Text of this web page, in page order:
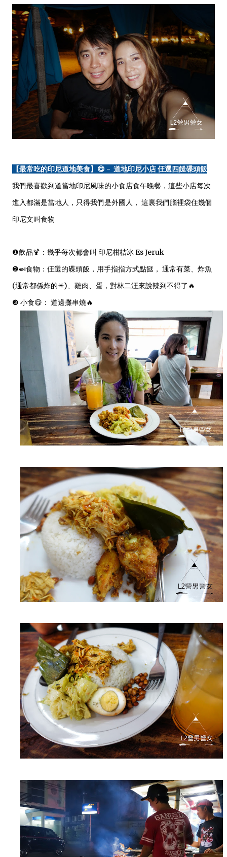
【最常吃的印尼道地美食】😋 - 道地印尼小店 仼選四餸碟頭飯
我們最喜歡到道當地印尼風味的小食店食午晚餐，這些小店每次
進入都滿是當地人，只得我們是外國人， 這裏我們腦裡袋住幾個
印尼文叫食物
❶飲品🍹：幾乎每次都會叫 印尼柑桔冰Es Jeruk
❷🍛食物：仼選的碟頭飯，用手指指方式點餸， 通常有菜、炸魚
(通常都係炸的✴️)、雞肉、蛋，對林二汪來說辣到不得了🔥
❸ 小食😋： 道邊攤串燒🔥